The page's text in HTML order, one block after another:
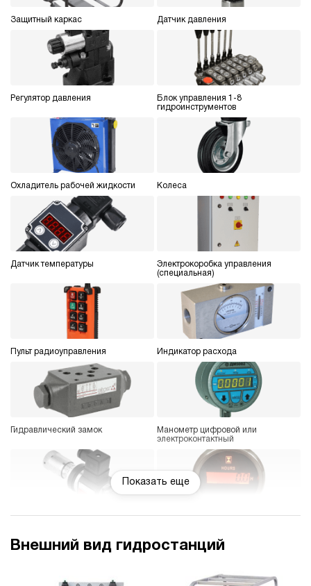
Защитный каркас Датчик давления
Регулятор давления
Блок управления 1-8
гидроинструментов
Охладитель рабочей жидкости Колеса
Датчик температуры
Электрокоробка управления
(специальная)
Пульт радиоуправления Индикатор расхода
Гидравлический замок
Манометр цифровой или
электроконтактный
Реле давления Счетчик моточасов
Показать еще
Внешний вид гидростанций